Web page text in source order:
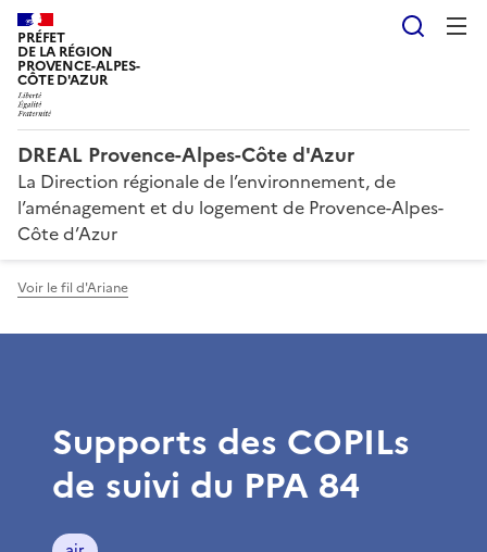
PRÉFET
DE LA RÉGION
PROVENCE-ALPES-
CÔTE D'AZUR
DREAL Provence-Alpes-Côte d'Azur
La Direction régionale de l’environnement, de
l’aménagement et du logement de Provence-Alpes-
Côte d’Azur
Voir le fil d'Ariane
Supports des COPILs
de suivi du PPA 84